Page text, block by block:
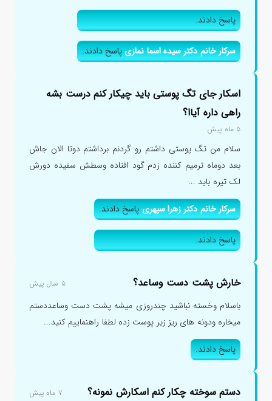
پاسخ دادند.
سرکار خانم دکتر سیده اسما نمازیپاسخ دادند.
اسکار جای تگ پوستی باید چیکار کنم درست بشه
راهی داره آیاا؟
۵ ماه پیش
سلام من تگ پوستی داشتم رو گردنم برداشتم دوتا الان جاش
بعد دوماه ترمیم کننده زدم گود افتاده وسطش سفیده دورش
لک تیره باید ...
سرکار خانم دکتر زهرا سپهریپاسخ دادند.
پاسخ دادند.
خارش پشت دست وساعد؟ ۵ سال پیش
باسلام وخسته نباشید چندروزی میشه پشت دست وساعددستم
میخاره ودونه های ریز زیر پوست زده لطفا راهنماییم کنید...
پاسخ دادند.
دستم سوخته چکار کنم اسکارش نمونه؟ ۷ ماه پیش